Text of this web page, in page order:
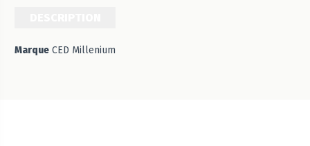
Marque CED Millenium